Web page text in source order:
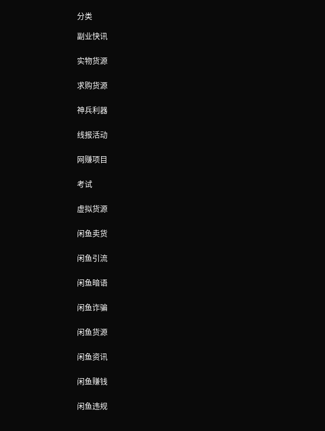
分类
副业快讯
实物货源
求购货源
神兵利器
线报活动
网赚项目
考试
虚拟货源
闲鱼卖货
闲鱼引流
闲鱼暗语
闲鱼诈骗
闲鱼货源
闲鱼资讯
闲鱼赚钱
闲鱼违规